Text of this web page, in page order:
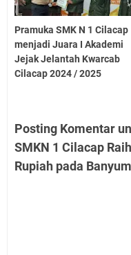
Pramuka SMK N 1 Cilacap
menjadi Juara I Akademi
Jejak Jelantah Kwarcab
Cilacap 2024 / 2025
Posting Komentar
SMKN 1 Cilacap
Rupiah pada